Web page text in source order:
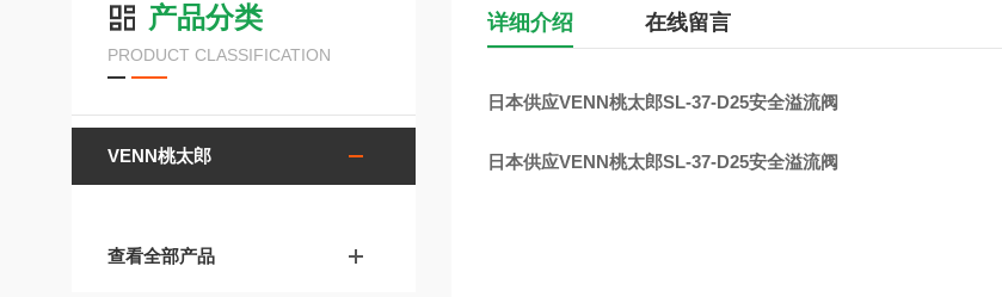
产品分类
PRODUCT CLASSIFICATION
VENN桃太郎
查看全部产品
详细介绍 在线留言
日本供应VENN桃太郎SL-37-D25安全溢流阀
日本供应VENN桃太郎SL-37-D25安全溢流阀